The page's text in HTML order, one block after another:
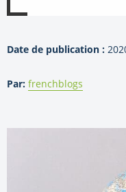
Date de publication :
Par: frenchblogs